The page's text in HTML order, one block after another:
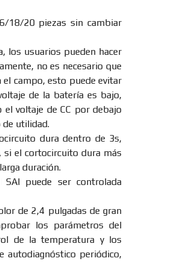
18/20 piezas sin cambiar
los usuarios pueden hacer
no es necesario que
campo, esto puede evitar
de la batería es bajo,
voltaje de CC por debajo
de utilidad.
dura dentro de 3s,
si el cortocircuito dura más
duración.
puede ser controlada
de 2,4 pulgadas de gran
los parámetros del
de la temperatura y los
autodiagnóstico periódico,